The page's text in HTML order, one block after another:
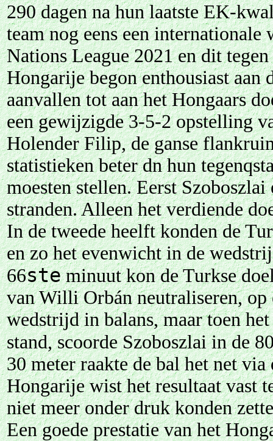
290 dagen na hun laatste EK-
team nog eens een
Nations League 2021 en dit
Hongarije begon enthousiast
aanvallen tot aan het Hongaars
een gewijzigde 3-5-2 opstelling
Holender Filip, de ganse
statistieken beter dn hun
moesten stellen. Eerst
stranden. Alleen het verdiende
In de tweede heelft konden de
en zo het evenwicht in de
66steminuut kon de Turkse
van Willi Orbán neutraliseren, op
wedstrijd in balans, maar toen
stand, scoorde Szoboszlai in de
30 meter raakte de bal het net
Hongarije wist het resultaat vast
niet meer onder druk konden
Een goede prestatie van het